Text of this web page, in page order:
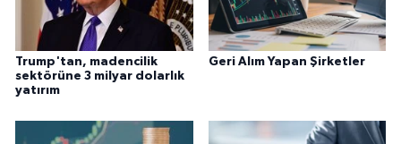
Trump'tan, madencilik
sektörüne 3 milyar dolarlık
yatırım
Geri Alım Yapan Şirketler